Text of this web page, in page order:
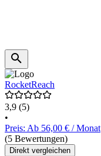
RocketReach
3,9 (5)
•
Preis: Ab 56,00 € / Monat
(5 Bewertungen)
Direkt vergleichen